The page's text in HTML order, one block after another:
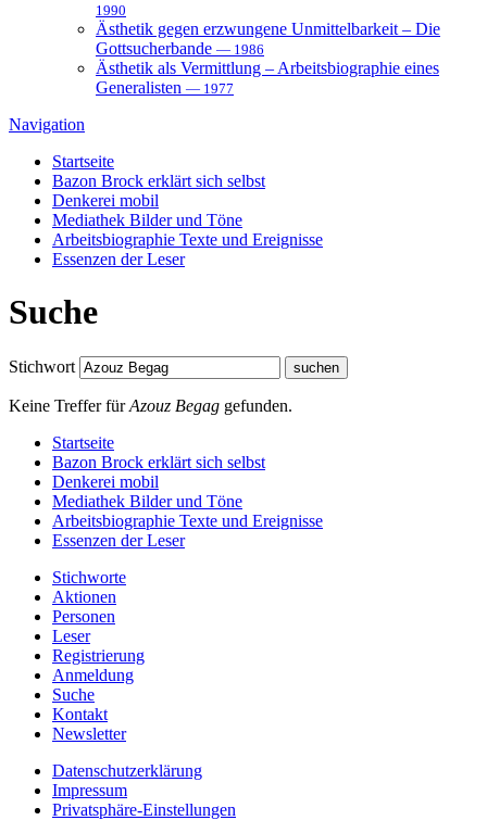
1990
Ästhetik gegen erzwungene Unmittelbarkeit – Die
Gottsucherbande — 1986
Ästhetik als Vermittlung – Arbeitsbiographie eines
Generalisten — 1977
Navigation
Startseite
Bazon Brock erklärt sich selbst
Denkerei mobil
Mediathek Bilder und Töne
Arbeitsbiographie Texte und Ereignisse
Essenzen der Leser
Suche
Stichwort
Keine Treffer fürAzouz Begag gefunden.
Startseite
Bazon Brock erklärt sich selbst
Denkerei mobil
Mediathek Bilder und Töne
Arbeitsbiographie Texte und Ereignisse
Essenzen der Leser
Stichworte
Aktionen
Personen
Leser
Registrierung
Anmeldung
Suche
Kontakt
Newsletter
Datenschutzerklärung
Impressum
Privatsphäre-Einstellungen